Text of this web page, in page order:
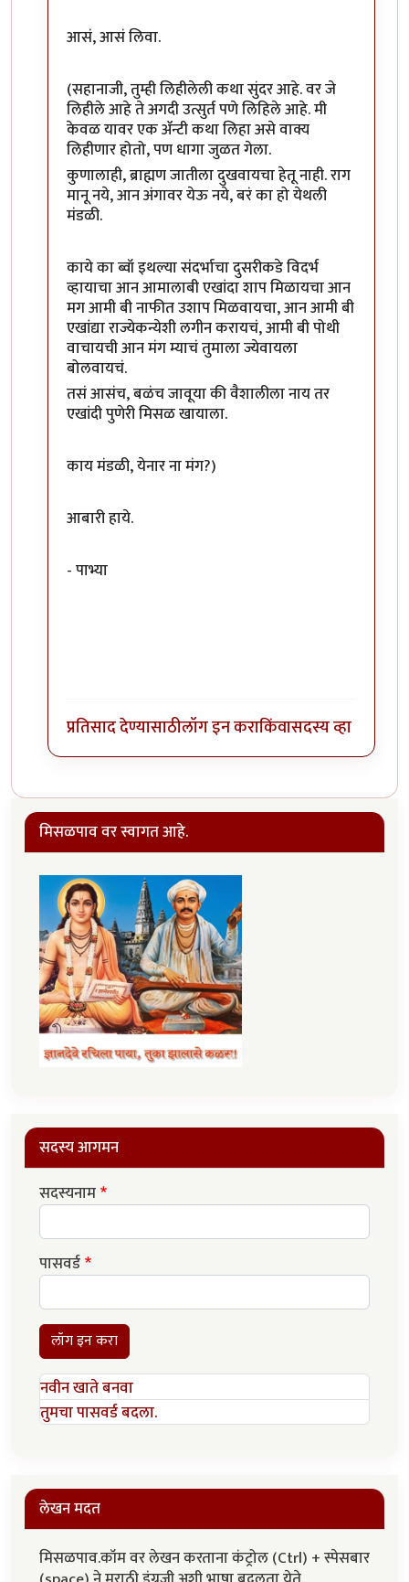
आसं, आसं लिवा.
(सहानाजी, तुम्ही लिहीलेली कथा सुंदर आहे. वर जे
लिहीले आहे ते अगदी उत्सुर्त पणे लिहिले आहे. मी
केवळ यावर एक ॲन्टी कथा लिहा असे वाक्य
लिहीणार होतो, पण धागा जुळत गेला.
कुणालाही, ब्राह्मण जातीला दुखवायचा हेतू नाही. राग
मानू नये, आन अंगावर येऊ नये, बरं का हो येथली
मंडळी.
काये का ब्वॉ इथल्या संदर्भाचा दुसरीकडे विदर्भ
व्हायाचा आन आमालाबी एखांदा शाप मिळायचा आन
मग आमी बी नाफीत उशाप मिळवायचा, आन आमी बी
एखांद्या राज्येकन्येशी लगीन करायचं, आमी बी पोथी
वाचायची आन मंग म्याचं तुमाला ज्येवायला
बोलवायचं.
तसं आसंच, बळंच जावूया की वैशालीला नाय तर
एखांदी पुणेरी मिसळ खायाला.
काय मंडळी, येनार ना मंग?)
आबारी हाये.
- पाभ्या
प्रतिसाद देण्यासाठीलॉग इन कराकिंवासदस्य व्हा
मिसळपाव वर स्वागत आहे.
सदस्य आगमन
सदस्यनाम
पासवर्ड
लॉग इन करा
नवीन खाते बनवा
तुमचा पासवर्ड बदला.
लेखन मदत
मिसळपाव.कॉम वर लेखन करताना कंट्रोल (Ctrl) + स्पेसबार